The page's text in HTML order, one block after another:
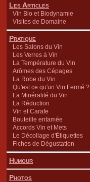
Les Articles
Vin Bio et Biodynamie
Visites de Domaine
Pratique
Les Salons du Vin
Les Verres à Vin
La Température du Vin
Arômes des Cépages
La Robe du Vin
Qu'est ce qu'un Vin Fermé ?
La Minéralité du Vin
La Réduction
Vin et Carafe
Bouteille entamée
Accords Vin et Mets
Le Décollage d'Étiquettes
Fiches de Dégustation
Humour
Photos